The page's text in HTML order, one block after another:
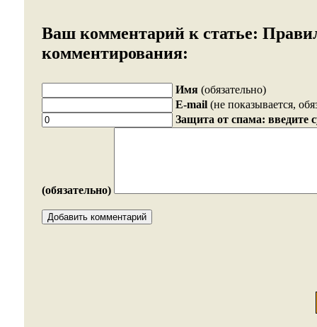
Ваш комментарий к статье:
комментирования:
Имя (обязательно)
E-mail (не показывается,
Защита от спама: введите
(обязательно)